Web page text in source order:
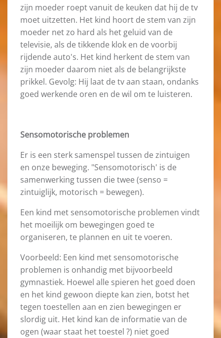
zijn moeder roept vanuit de keuken dat hij de tv
moet uitzetten. Het kind hoort de stem van zijn
moeder net zo hard als het geluid van de
televisie, als de tikkende klok en de voorbij
rijdende auto's. Het kind herkent de stem van
zijn moeder daarom niet als de belangrijkste
prikkel. Gevolg: Hij laat de tv aan staan, ondanks
goed werkende oren en de wil om te luisteren.
Sensomotorische problemen
Er is een sterk samenspel tussen de zintuigen
en onze beweging. "Sensomotorisch' is de
samenwerking tussen die twee (senso =
zintuiglijk, motorisch = bewegen).
Een kind met sensomotorische problemen vindt
het moeilijk om bewegingen goed te
organiseren, te plannen en uit te voeren.
Voorbeeld: Een kind met sensomotorische
problemen is onhandig met bijvoorbeeld
gymnastiek. Hoewel alle spieren het goed doen
en het kind gewoon diepte kan zien, botst het
tegen toestellen aan en zien bewegingen er
slordig uit. Het kind kan de informatie van de
ogen (waar staat het toestel ?) niet goed